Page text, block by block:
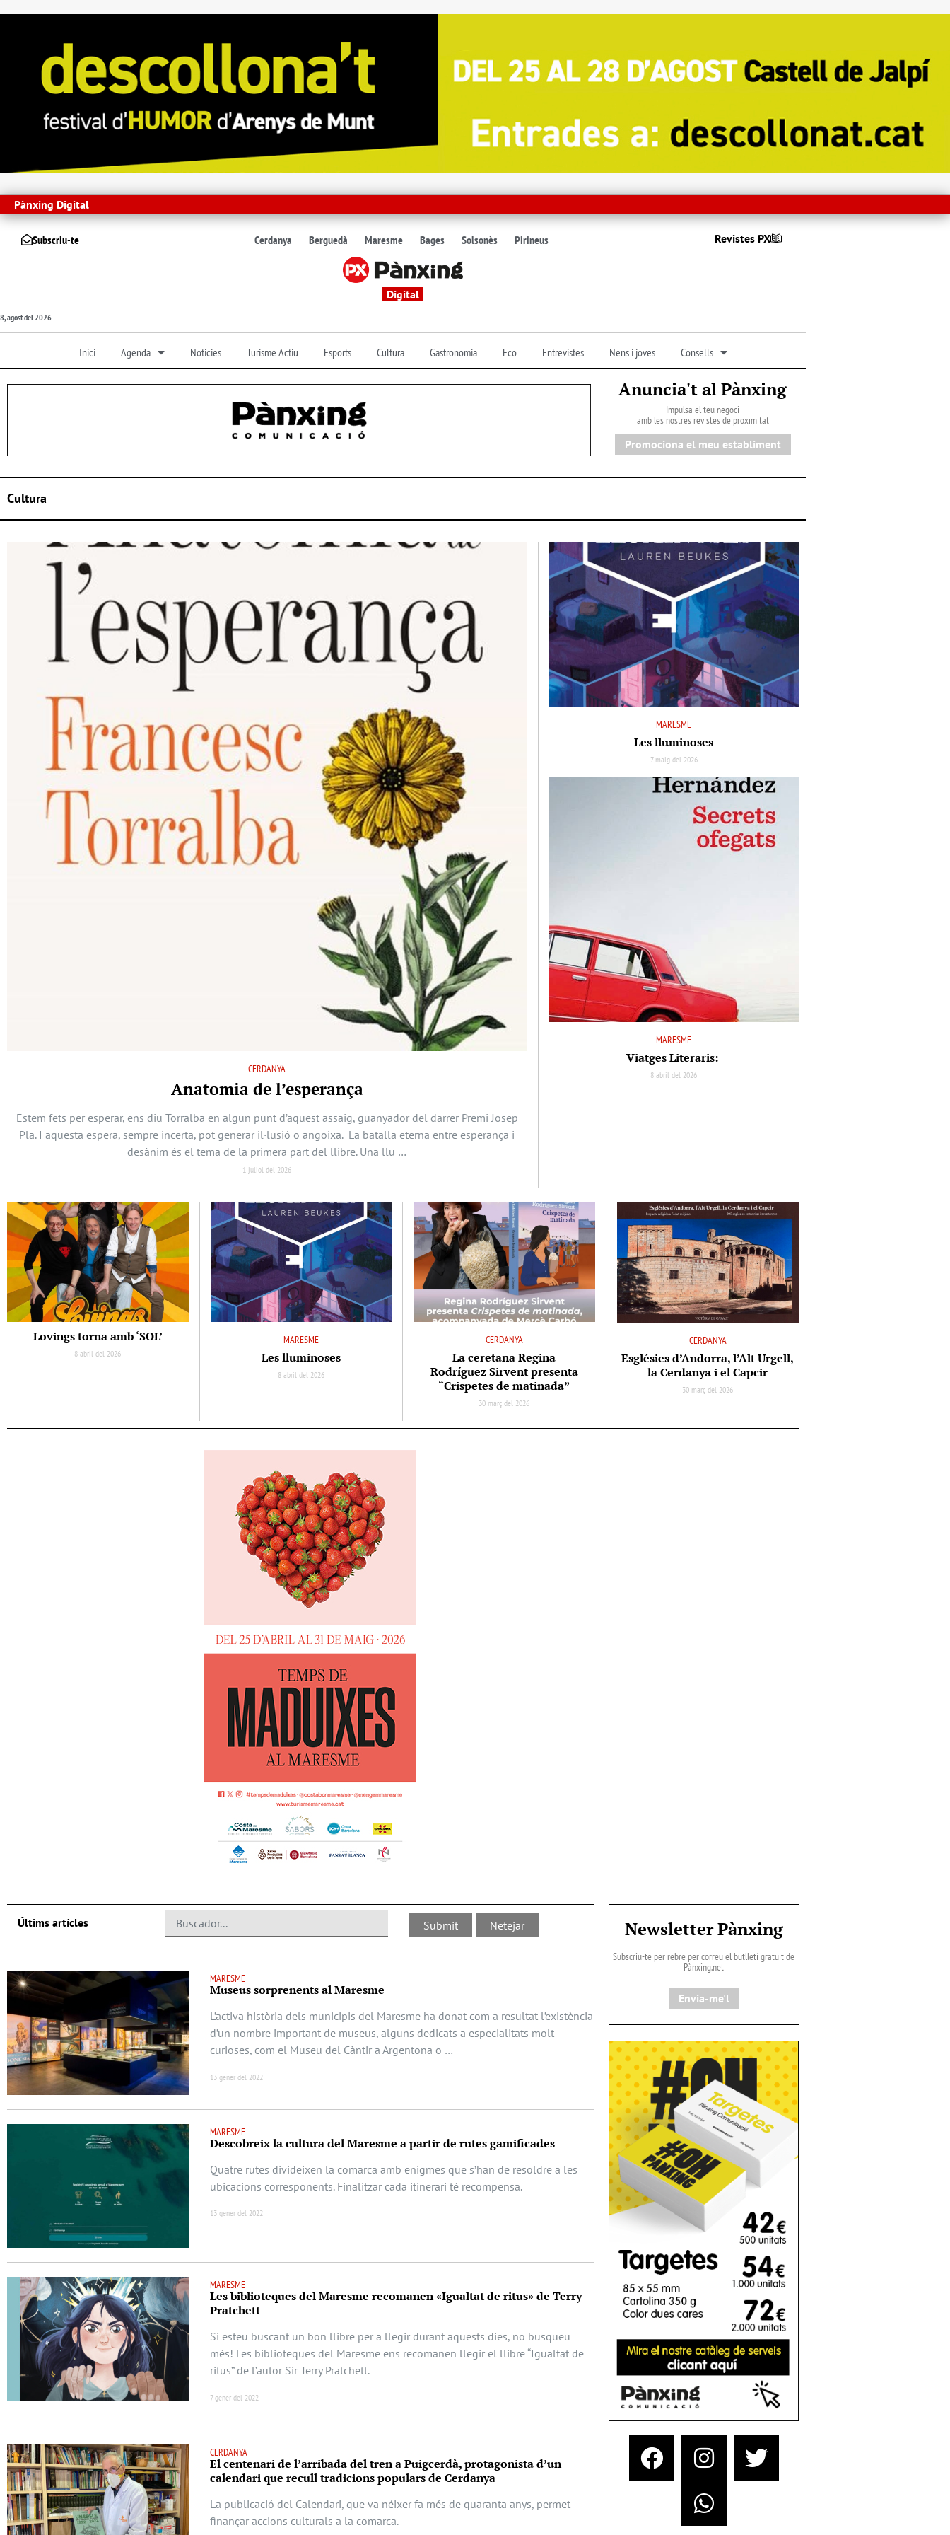
Pànxing Digital
Subscriu-te Cerdanya Berguedà Maresme Bages Solsonès Pirineus Revistes PX
Digital
8, agost del 2026
Inici Agenda Noticies Turisme Actiu Esports Cultura Gastronomia Eco Entrevistes Nens i joves Consells
Anuncia't al Pànxing
Impulsa el teu negoci
amb les nostres revistes de proximitat
Promociona el meu establiment
Cultura
CERDANYA
Anatomia de l’esperança
Estem fets per esperar, ens diu Torralba en algun punt d’aquest assaig, guanyador del darrer Premi Josep
Pla. I aquesta espera, sempre incerta, pot generar il·lusió o angoixa. La batalla eterna entre esperança i
desànim és el tema de la primera part del llibre. Una llu …
1 juliol del 2026
MARESME
Les lluminoses
7 maig del 2026
MARESME
Viatges Literaris:
8 abril del 2026
Lovings torna amb ‘SOL’
8 abril del 2026
MARESME
Les lluminoses
8 abril del 2026
CERDANYA
La ceretana Regina
Rodríguez Sirvent presenta
“Crispetes de matinada”
30 març del 2026
CERDANYA
Esglésies d’Andorra, l’Alt Urgell,
la Cerdanya i el Capcir
30 març del 2026
Últims artícles
MARESME
Museus sorprenents al Maresme
L’activa història dels municipis del Maresme ha donat com a resultat l’existència
d’un nombre important de museus, alguns dedicats a especialitats molt
curioses, com el Museu del Càntir a Argentona o …
13 gener del 2022
MARESME
Descobreix la cultura del Maresme a partir de rutes gamificades
Quatre rutes divideixen la comarca amb enigmes que s’han de resoldre a les
ubicacions corresponents. Finalitzar cada itinerari té recompensa.
13 gener del 2022
MARESME
Les biblioteques del Maresme recomanen «Igualtat de ritus» de Terry
Pratchett
Si esteu buscant un bon llibre per a llegir durant aquests dies, no busqueu
més! Les biblioteques del Maresme ens recomanen llegir el llibre “Igualtat de
ritus” de l’autor Sir Terry Pratchett.
7 gener del 2022
CERDANYA
El centenari de l’arribada del tren a Puigcerdà, protagonista d’un
calendari que recull tradicions populars de Cerdanya
La publicació del Calendari, que va néixer fa més de quaranta anys, permet
finançar accions culturals a la comarca.
Newsletter Pànxing
Subscriu-te per rebre per correu el butlletí gratuït de
Pànxing.net​
Envia-me'l